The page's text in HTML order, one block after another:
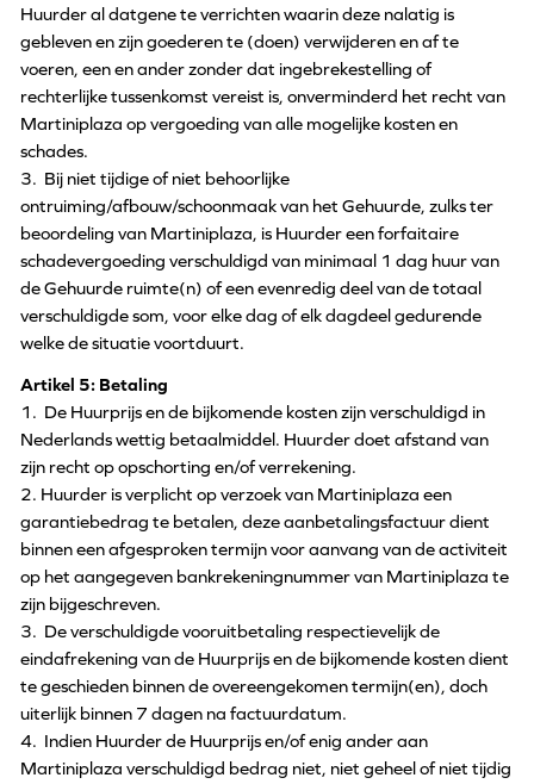
Huurder al datgene te verrichten waarin deze nalatig is
gebleven en zijn goederen te (doen) verwijderen en af te
voeren, een en ander zonder dat ingebrekestelling of
rechterlijke tussenkomst vereist is, onverminderd het recht van
Martiniplaza op vergoeding van alle mogelijke kosten en
schades.
3. Bij niet tijdige of niet behoorlijke
ontruiming/afbouw/schoonmaak van het Gehuurde, zulks ter
beoordeling van Martiniplaza, is Huurder een forfaitaire
schadevergoeding verschuldigd van minimaal 1 dag huur van
de Gehuurde ruimte(n) of een evenredig deel van de totaal
verschuldigde som, voor elke dag of elk dagdeel gedurende
welke de situatie voortduurt.
Artikel 5: Betaling
1. De Huurprijs en de bijkomende kosten zijn verschuldigd in
Nederlands wettig betaalmiddel. Huurder doet afstand van
zijn recht op opschorting en/of verrekening.
2. Huurder is verplicht op verzoek van Martiniplaza een
garantiebedrag te betalen, deze aanbetalingsfactuur dient
binnen een afgesproken termijn voor aanvang van de activiteit
op het aangegeven bankrekeningnummer van Martiniplaza te
zijn bijgeschreven.
3. De verschuldigde vooruitbetaling respectievelijk de
eindafrekening van de Huurprijs en de bijkomende kosten dient
te geschieden binnen de overeengekomen termijn(en), doch
uiterlijk binnen 7 dagen na factuurdatum.
4. Indien Huurder de Huurprijs en/of enig ander aan
Martiniplaza verschuldigd bedrag niet, niet geheel of niet tijdig